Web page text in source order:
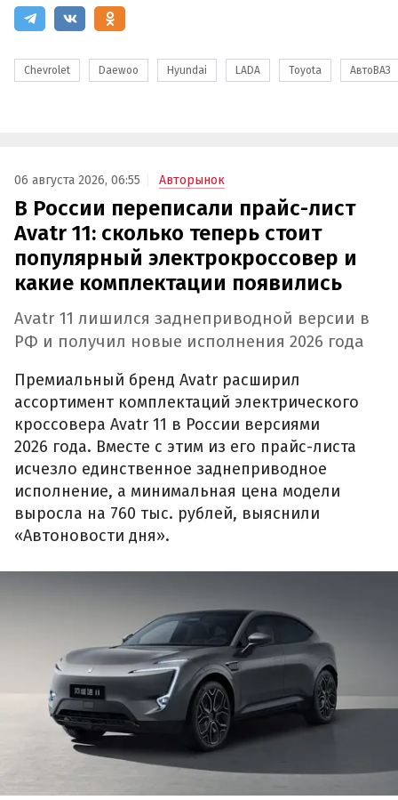
Chevrolet Daewoo Hyundai LADA Toyota АвтоВАЗ
06 августа 2026, 06:55 Авторынок
В России переписали прайс-лист
Avatr 11: сколько теперь стоит
популярный электрокроссовер и
какие комплектации появились
Avatr 11 лишился заднеприводной версии в
РФ и получил новые исполнения 2026 года
Премиальный бренд Avatr расширил
ассортимент комплектаций электрического
кроссовера Avatr 11 в России версиями
2026 года. Вместе с этим из его прайс-листа
исчезло единственное заднеприводное
исполнение, а минимальная цена модели
выросла на 760 тыс. рублей, выяснили
«Автоновости дня».